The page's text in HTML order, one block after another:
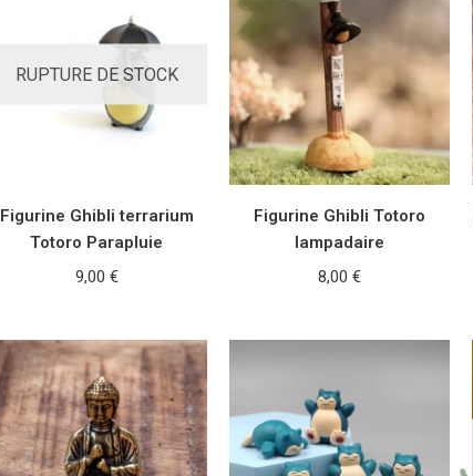
RUPTURE DE STOCK
Figurine Ghibli terrarium
Totoro Parapluie
9,00 €
Figurine Ghibli Totoro
lampadaire
8,00€